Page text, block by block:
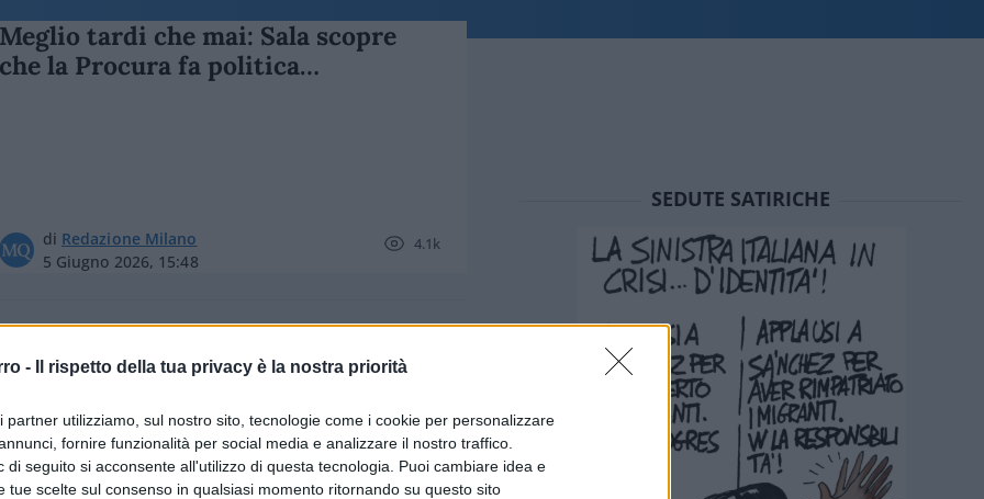
- Il rispetto della tua privacy è la nostra priorità
partner utilizziamo, sul nostro sito, tecnologie come i cookie per personalizzare
fornire funzionalità per social media e analizzare il nostro traffico.
di seguito si acconsente all'utilizzo di questa tecnologia. Puoi cambiare idea e
tue scelte sul consenso in qualsiasi momento ritornando su questo sito
Meglio tardi che mai: Sala scopre
che la Procura fa politica…
di Redazione Milano
5 Giugno 2026, 15:48
4.1k
pubblica con gli
SEDUTE SATIRICHE